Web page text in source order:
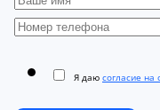
Я даю согласие на